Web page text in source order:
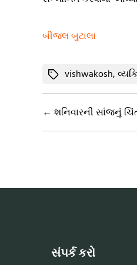
બીજલ બુટાલા
Tagsvishwakosh,
← શનિવારની સાંજનું
સંપર્ક કરો